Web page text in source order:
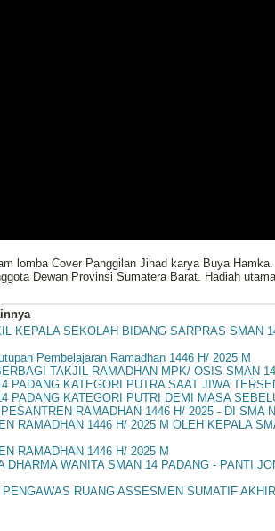
lomba Cover Panggilan Jihad karya Buya
Dewan Provinsi Sumatera Barat. Hadiah
KEPALA SEKOLAH BIDANG SARPRAS SMAN
Pembelajaran Ramadhan 1446 H/ 2025 M
TAKJIL RAMADHAN MPK/ OSIS SMAN
PADANG KATEGORI PUTRA SAAT JIWA
PADANG KATEGORI PUTRI DEMI MASA
RAMADHAN 1446 H/ 2025 - DI SMA
RAMADHAN 1446 H/ 2025 M OLEH KEPALA
RAMADHAN 1446 H/ 2025 M
DHARMA WANITA SMAN 14 PADANG - PANTI
RUANG ASSESMEN SUMATIF